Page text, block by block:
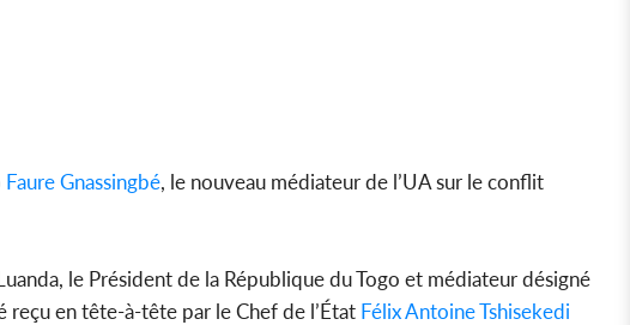
Faure Gnassingbé, le nouveau médiateur de l’UA sur le conflit
le Président de la République du Togo et médiateur désigné
reçu en tête-à-tête par le Chef de l’État Félix Antoine Tshisekedi
Mamadou Traoré ex
conseiller de Soro a recou...